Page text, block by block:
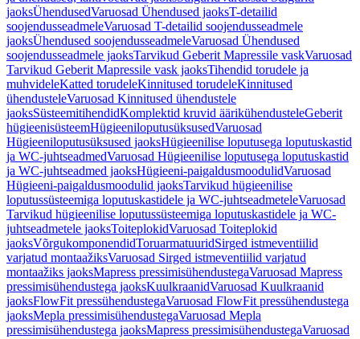
jaoksÜhendusedVaruosad Ühendused jaoksT-detailid
soojendusseadmeleVaruosad T-detailid soojendusseadmele
jaoksÜhendused soojendusseadmeleVaruosad Ühendused
soojendusseadmele jaoksTarvikud Geberit Mapressile vaskVaruosad
Tarvikud Geberit Mapressile vask jaoksTihendid torudele ja
muhvideleKatted torudeleKinnitused torudeleKinnitused
ühendusteleVaruosad Kinnitused ühendustele
jaoksSüsteemitihendidKomplektid kruvid äärikühendusteleGeberit
hügieenisüsteemHügieeniloputusüksusedVaruosad
Hügieeniloputusüksused jaoksHügieenilise loputusega loputuskastid
ja WC-juhtseadmedVaruosad Hügieenilise loputusega loputuskastid
ja WC-juhtseadmed jaoksHügieeni-paigaldusmoodulidVaruosad
Hügieeni-paigaldusmoodulid jaoksTarvikud hügieenilise
loputussüsteemiga loputuskastidele ja WC-juhtseadmeteleVaruosad
Tarvikud hügieenilise loputussüsteemiga loputuskastidele ja WC-
juhtseadmetele jaoksToiteplokidVaruosad Toiteplokid
jaoksVõrgukomponendidToruarmatuuridSirged istmeventiilid
varjatud montaažiksVaruosad Sirged istmeventiilid varjatud
montaažiks jaoksMapress pressimisühendustegaVaruosad Mapress
pressimisühendustega jaoksKuulkraanidVaruosad Kuulkraanid
jaoksFlowFit pressühendustegaVaruosad FlowFit pressühendustega
jaoksMepla pressimisühendustegaVaruosad Mepla
pressimisühendustega jaoksMapress pressimisühendustegaVaruosad